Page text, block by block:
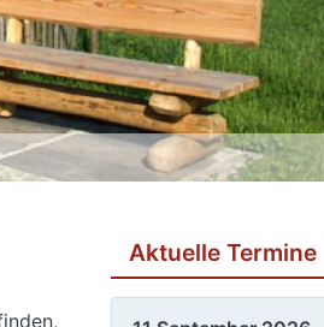
Aktuelle Termine